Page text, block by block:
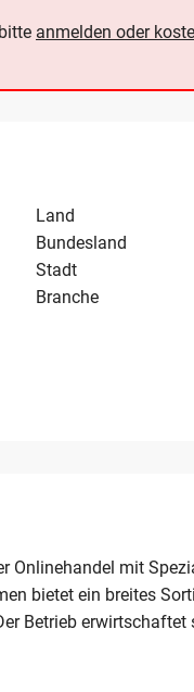
anmelden oder
Land
Bundesland
Stadt
Branche
Onlinehandel mit
bietet ein breites
Betrieb erwirtschaftet